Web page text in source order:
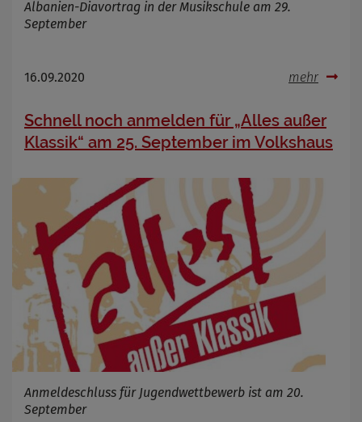
Albanien-Diavortrag in der Musikschule am 29.
September
16.09.2020 mehr
Schnell noch anmelden für „Alles außer
Klassik“ am 25. September im Volkshaus
Anmeldeschluss für Jugendwettbewerb ist am 20.
September
Name
Zweck
Cookie Name
Infos schließen